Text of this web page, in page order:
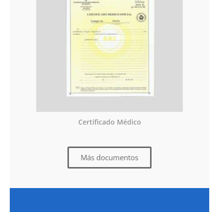
Certificado Médico
Más documentos